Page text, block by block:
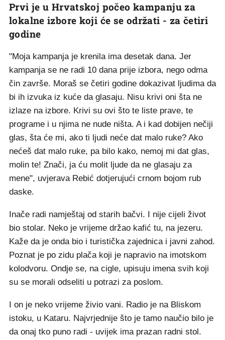
Prvi je u Hrvatskoj počeo kampanju za
lokalne izbore koji će se održati - za četiri
godine
"Moja kampanja je krenila ima desetak dana. Jer
kampanja se ne radi 10 dana prije izbora, nego odma
čin završe. Moraš se četiri godine dokazivat ljudima da
bi ih izvuka iz kuće da glasaju. Nisu krivi oni šta ne
izlaze na izbore. Krivi su ovi što te liste prave, te
programe i u njima ne nude ništa. A i kad dobijen nečiji
glas, šta će mi, ako ti ljudi neće dat malo ruke? Ako
nećeš dat malo ruke, pa bilo kako, nemoj mi dat glas,
molin te! Znači, ja ću molit ljude da ne glasaju za
mene", uvjerava Rebić dotjerujući crnom bojom rub
daske.
Inače radi namještaj od starih bačvi. I nije cijeli život
bio stolar. Neko je vrijeme držao kafić tu, na jezeru.
Kaže da je onda bio i turistička zajednica i javni zahod.
Poznat je po zidu plača koji je napravio na imotskom
kolodvoru. Ondje se, na cigle, upisuju imena svih koji
su se morali odseliti u potrazi za poslom.
I on je neko vrijeme živio vani. Radio je na Bliskom
istoku, u Kataru. Najvrjednije što je tamo naučio bilo je
da onaj tko puno radi - uvijek ima prazan radni stol.